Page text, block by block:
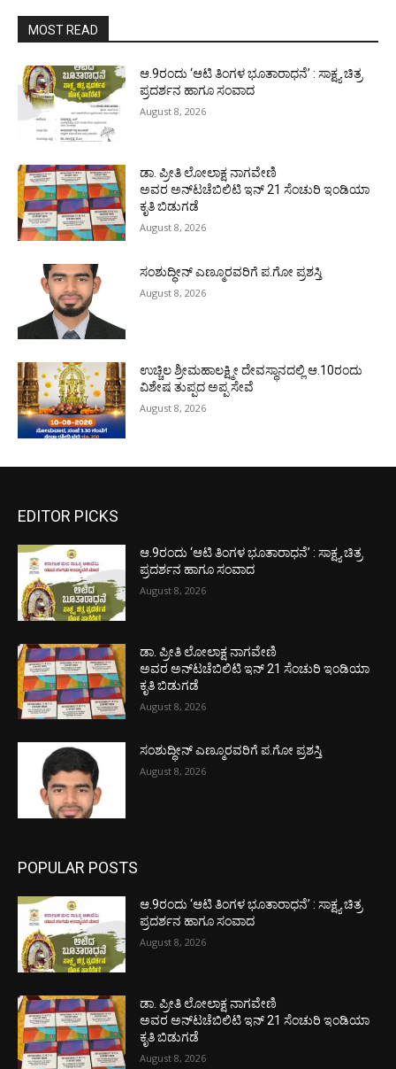
MOST READ
ಆ.9ರಂದು ‘ಆಟಿ ತಿಂಗಳ ಭೂತಾರಾಧನೆ’ : ಸಾಕ್ಷ್ಯ ಚಿತ್ರ
ಪ್ರದರ್ಶನ ಹಾಗೂ ಸಂವಾದ
August 8, 2026
ಡಾ. ಪ್ರೀತಿ ಲೋಲಾಕ್ಷ ನಾಗವೇಣಿ
ಅವರ ಅನ್‌ಟಚೆಬಿಲಿಟಿ ಇನ್ 21 ಸೆಂಚುರಿ ಇಂಡಿಯಾ
ಕೃತಿ ಬಿಡುಗಡೆ
August 8, 2026
ಸಂಶುದ್ಧೀನ್ ಎಣ್ಮೂರವರಿಗೆ ಪ.ಗೋ ಪ್ರಶಸ್ತಿ
August 8, 2026
ಉಚ್ಚಿಲ ಶ್ರೀಮಹಾಲಕ್ಷ್ಮೀ ದೇವಸ್ಥಾನದಲ್ಲಿ ಆ.10ರಂದು
ವಿಶೇಷ ತುಪ್ಪದ ಅಪ್ಪ ಸೇವೆ
August 8, 2026
EDITOR PICKS
ಆ.9ರಂದು ‘ಆಟಿ ತಿಂಗಳ ಭೂತಾರಾಧನೆ’ : ಸಾಕ್ಷ್ಯ ಚಿತ್ರ
ಪ್ರದರ್ಶನ ಹಾಗೂ ಸಂವಾದ
August 8, 2026
ಡಾ. ಪ್ರೀತಿ ಲೋಲಾಕ್ಷ ನಾಗವೇಣಿ
ಅವರ ಅನ್‌ಟಚೆಬಿಲಿಟಿ ಇನ್ 21 ಸೆಂಚುರಿ ಇಂಡಿಯಾ
ಕೃತಿ ಬಿಡುಗಡೆ
August 8, 2026
ಸಂಶುದ್ಧೀನ್ ಎಣ್ಮೂರವರಿಗೆ ಪ.ಗೋ ಪ್ರಶಸ್ತಿ
August 8, 2026
POPULAR POSTS
ಆ.9ರಂದು ‘ಆಟಿ ತಿಂಗಳ ಭೂತಾರಾಧನೆ’ : ಸಾಕ್ಷ್ಯ ಚಿತ್ರ
ಪ್ರದರ್ಶನ ಹಾಗೂ ಸಂವಾದ
August 8, 2026
ಡಾ. ಪ್ರೀತಿ ಲೋಲಾಕ್ಷ ನಾಗವೇಣಿ
ಅವರ ಅನ್‌ಟಚೆಬಿಲಿಟಿ ಇನ್ 21 ಸೆಂಚುರಿ ಇಂಡಿಯಾ
ಕೃತಿ ಬಿಡುಗಡೆ
August 8, 2026